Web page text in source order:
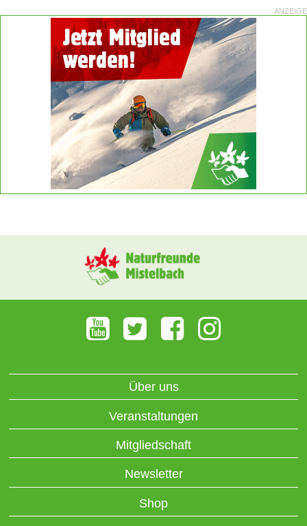
ANZEIGE
Über uns
Veranstaltungen
Mitgliedschaft
Newsletter
Shop